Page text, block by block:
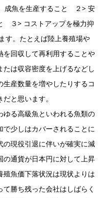
成魚を生産すること ２> 安
３> コストアップを極力抑
す。たとえば陸上養殖場や
回収して再利用することや
は収容密度を上げるなどし
産数量を増やしたりするコ
と思います。
ゆる高級魚といわれる魚類の
少しはカバーされることに
の現役引退に伴いが確実に減
の通貨が日本円に対して上昇
魚価下落状況は現状よりは
勝ち残った会社はしばらく